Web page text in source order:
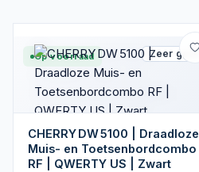
Op voorraad Zeer goed
CHERRY DW 5100 | Draadloze
Muis- en Toetsenbordcombo
RF | QWERTY US | Zwart